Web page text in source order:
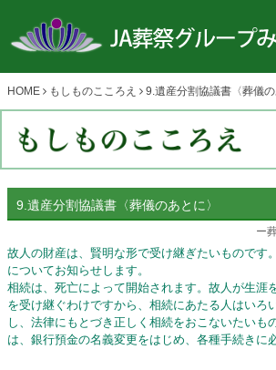
HOME もしものこころえ 9.遺産分割協議書〈葬儀の
9.遺産分割協議書〈葬儀のあとに〉
ー
故人の財産は、賢明な形で受け継ぎたいものです
についてお知らせします。
相続は、死亡によって開始されます。故人が生涯
を受け継ぐわけですから、相続にあたる人はいろ
し、法律にもとづき正しく相続をおこないたいも
は、銀行預金の名義変更をはじめ、各種手続きに